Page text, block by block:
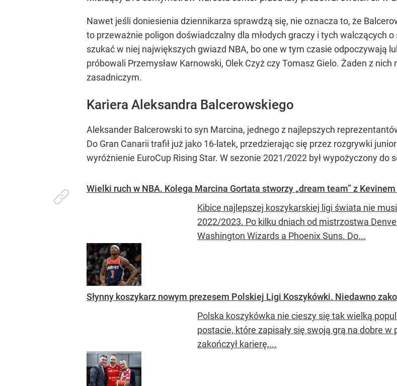
Nawet jeśli doniesienia dziennikarza sprawdzą się, nie oznacza to, że
to przeważnie poligon doświadczalny dla młodych graczy i tych walczących
szukać w niej największych gwiazd NBA, bo one w tym czasie odpoczywają
próbowali Przemysław Karnowski, Olek Czyż czy Tomasz Gielo. Żaden z nich
zasadniczym.
Kariera Aleksandra Balcerowskiego
Aleksander Balcerowski to syn Marcina, jednego z najlepszych
Do Gran Canarii trafił już jako 16-latek, przedzierając się przez rozgrywki
wyróżnienie EuroCup Rising Star. W sezonie 2021/2022 był wypożyczony do
Wielki ruch w NBA. Kolega Marcina Gortata stworzy „dream team” z
Kibice najlepszej koszykarskiej ligi świata nie
2022/2023. Po kilku dniach od mistrzostwa
Washington Wizards a Phoenix Suns. Do...
Słynny koszykarz nowym prezesem Polskiej Ligi Koszykówki. Niedawno
Polska koszykówka nie cieszy się tak wielką
postacie, które zapisały się swoją grą na dobre
zakończył karierę,...